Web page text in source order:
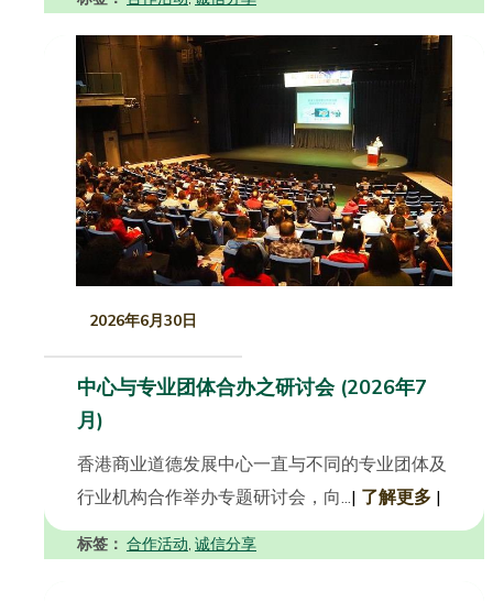
2026年6月30日
中心与专业团体合办之研讨会 (2026年7
月)
香港商业道德发展中心一直与不同的专业团体及
行业机构合作举办专题研讨会，向...| 了解更多 |
标签： 合作活动, 诚信分享